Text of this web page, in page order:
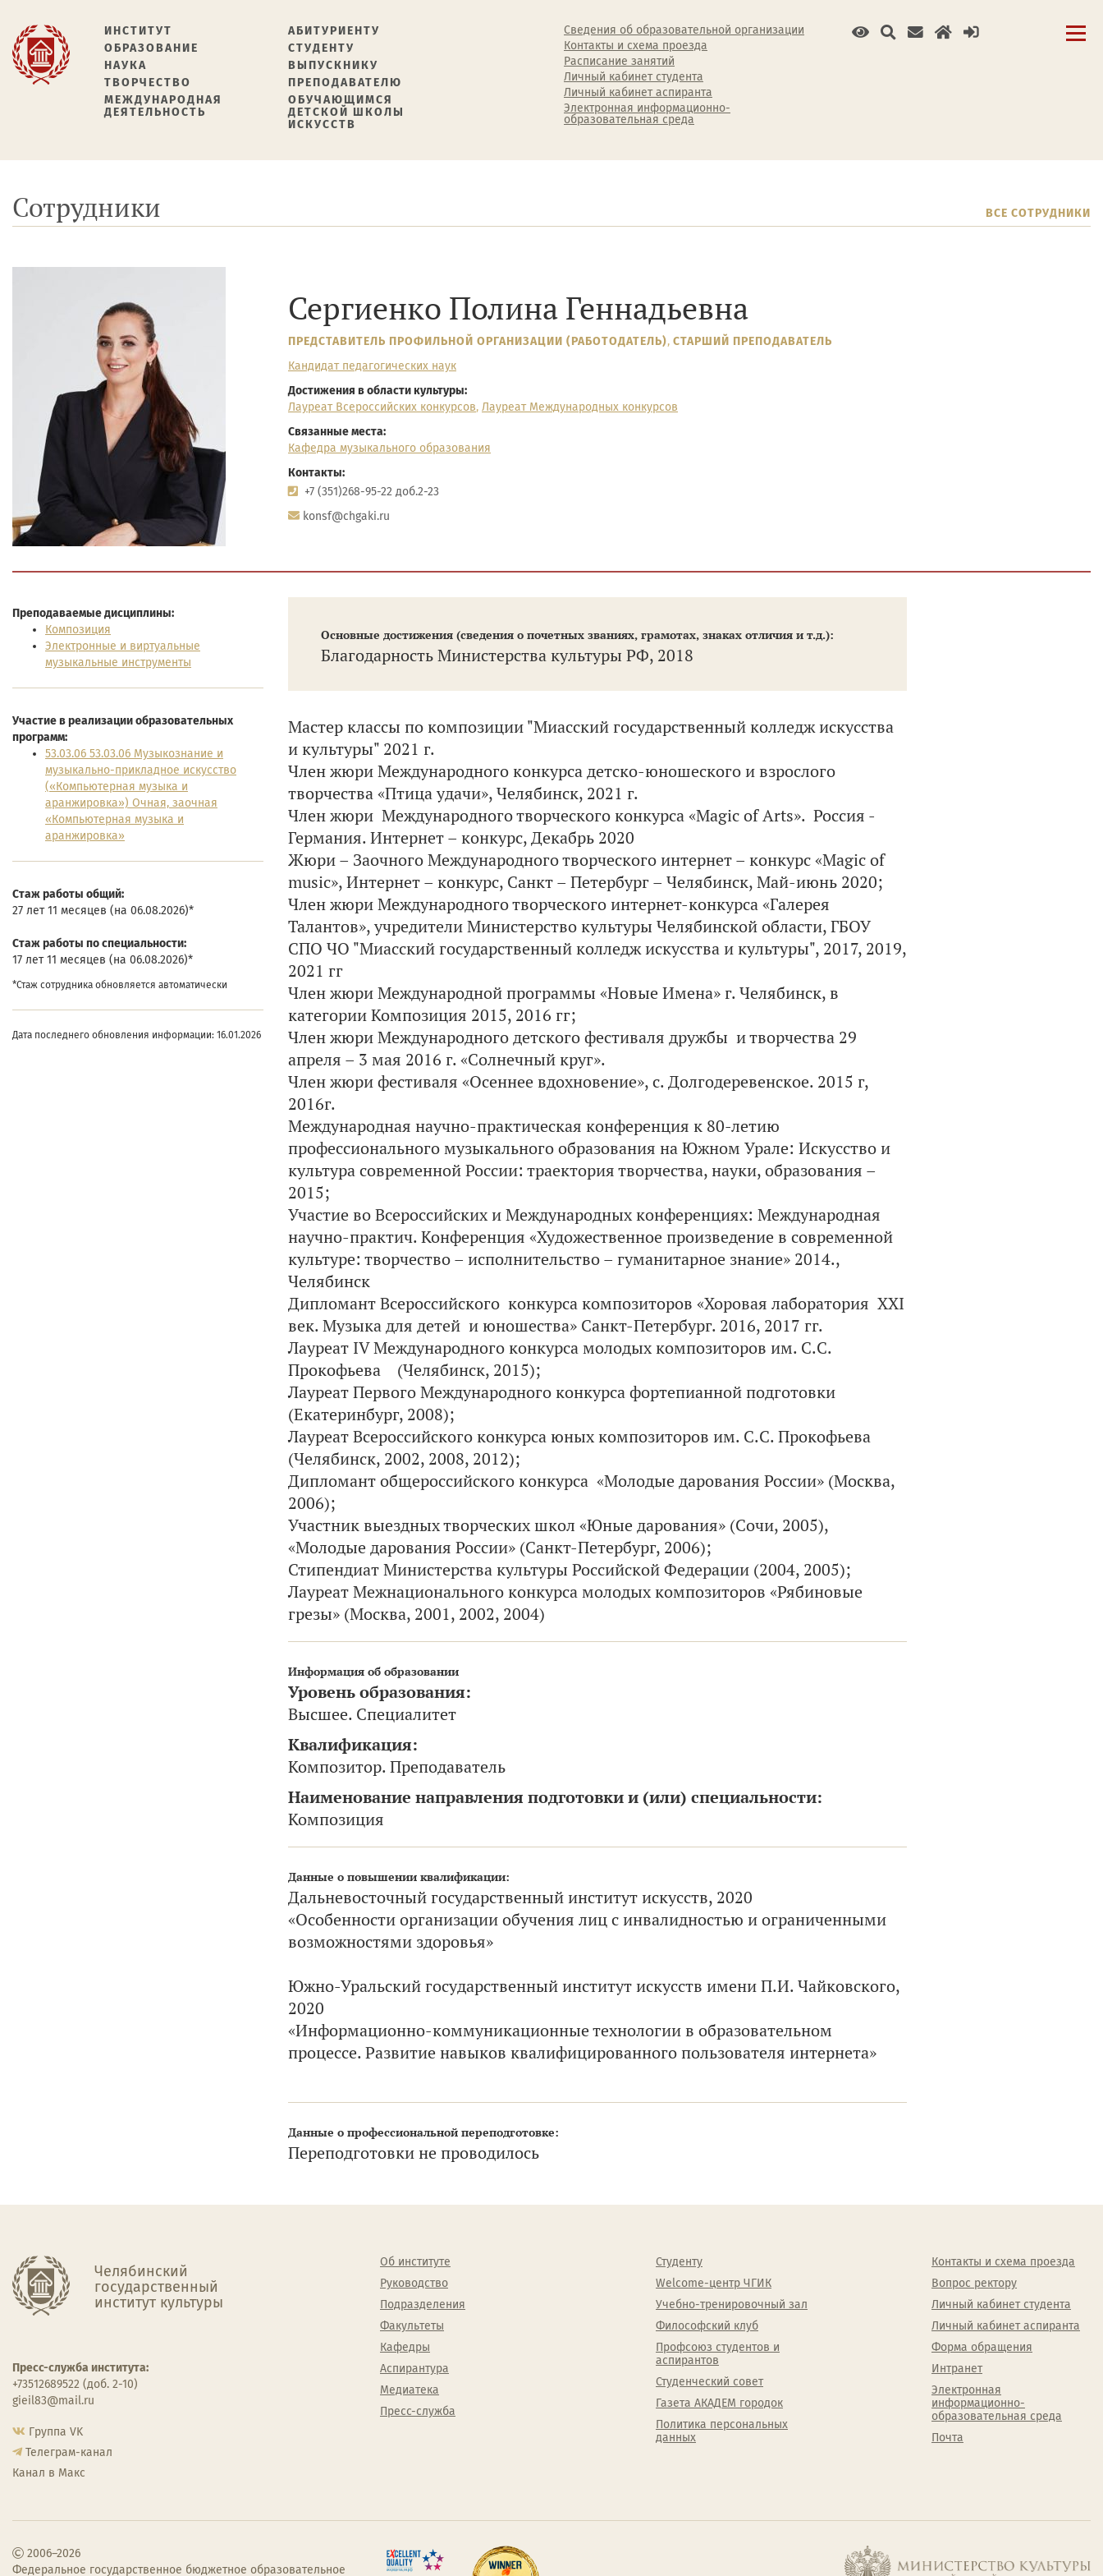
ИНСТИТУТ
ОБРАЗОВАНИЕ
НАУКА
ТВОРЧЕСТВО
МЕЖДУНАРОДНАЯ
ДЕЯТЕЛЬНОСТЬ
АБИТУРИЕНТУ
СТУДЕНТУ
ВЫПУСКНИКУ
ПРЕПОДАВАТЕЛЮ
ОБУЧАЮЩИМСЯ
ДЕТСКОЙ ШКОЛЫ
ИСКУССТВ
Сведения об образовательной организации
Контакты и схема проезда
Расписание занятий
Личный кабинет студента
Личный кабинет аспиранта
Электронная информационно-
образовательная среда
Сотрудники ВСЕ СОТРУДНИКИ
Сергиенко Полина Геннадьевна
ПРЕДСТАВИТЕЛЬ ПРОФИЛЬНОЙ ОРГАНИЗАЦИИ (РАБОТОДАТЕЛЬ), СТАРШИЙ ПРЕПОДАВАТЕЛЬ
Кандидат педагогических наук
Достижения в области культуры:
Лауреат Всероссийских конкурсов, Лауреат Международных конкурсов
Связанные места:
Кафедра музыкального образования
Контакты:
+7 (351)268-95-22 доб.2-23
konsf@chgaki.ru
Преподаваемые дисциплины:
Композиция
Электронные и виртуальные
музыкальные инструменты
Участие в реализации образовательных
программ:
53.03.06 53.03.06 Музыкознание и
музыкально-прикладное искусство
(«Компьютерная музыка и
аранжировка») Очная, заочная
«Компьютерная музыка и
аранжировка»
Cтаж работы общий:
27 лет 11 месяцев (на 06.08.2026)*
Cтаж работы по специальности:
17 лет 11 месяцев (на 06.08.2026)*
*Стаж сотрудника обновляется автоматически
Дата последнего обновления информации: 16.01.2026
Основные достижения (сведения о почетных званиях, грамотах, знаках отличия и т.д.):
Благодарность Министерства культуры РФ, 2018
Мастер классы по композиции "Миасский государственный колледж искусства
и культуры" 2021 г.
Член жюри Международного конкурса детско-юношеского и взрослого
творчества «Птица удачи», Челябинск, 2021 г.
Член жюри Международного творческого конкурса «Magic of Arts». Россия -
Германия. Интернет – конкурс, Декабрь 2020
Жюри – Заочного Международного творческого интернет – конкурс «Magic of
music», Интернет – конкурс, Санкт – Петербург – Челябинск, Май-июнь 2020;
Член жюри Международного творческого интернет-конкурса «Галерея
Талантов», учредители Министерство культуры Челябинской области, ГБОУ
СПО ЧО "Миасский государственный колледж искусства и культуры", 2017, 2019,
2021 гг
Член жюри Международной программы «Новые Имена» г. Челябинск, в
категории Композиция 2015, 2016 гг;
Член жюри Международного детского фестиваля дружбы и творчества 29
апреля – 3 мая 2016 г. «Солнечный круг».
Член жюри фестиваля «Осеннее вдохновение», с. Долгодеревенское. 2015 г,
2016г.
Международная научно-практическая конференция к 80-летию
профессионального музыкального образования на Южном Урале: Искусство и
культура современной России: траектория творчества, науки, образования –
2015;
Участие во Всероссийских и Международных конференциях: Международная
научно-практич. Конференция «Художественное произведение в современной
культуре: творчество – исполнительство – гуманитарное знание» 2014.,
Челябинск
Дипломант Всероссийского конкурса композиторов «Хоровая лаборатория ХХI
век. Музыка для детей и юношества» Санкт-Петербург. 2016, 2017 гг.
Лауреат IV Международного конкурса молодых композиторов им. С.С.
Прокофьева (Челябинск, 2015);
Лауреат Первого Международного конкурса фортепианной подготовки
(Екатеринбург, 2008);
Лауреат Всероссийского конкурса юных композиторов им. С.С. Прокофьева
(Челябинск, 2002, 2008, 2012);
Дипломант общероссийского конкурса «Молодые дарования России» (Москва,
2006);
Участник выездных творческих школ «Юные дарования» (Сочи, 2005),
«Молодые дарования России» (Санкт-Петербург, 2006);
Стипендиат Министерства культуры Российской Федерации (2004, 2005);
Лауреат Межнационального конкурса молодых композиторов «Рябиновые
грезы» (Москва, 2001, 2002, 2004)
Информация об образовании
Уровень образования:
Высшее. Специалитет
Квалификация:
Композитор. Преподаватель
Наименование направления подготовки и (или) специальности:
Композиция
Данные о повышении квалификации:
Дальневосточный государственный институт искусств, 2020
«Особенности организации обучения лиц с инвалидностью и ограниченными
возможностями здоровья»
Южно-Уральский государственный институт искусств имени П.И. Чайковского,
2020
«Информационно-коммуникационные технологии в образовательном
процессе. Развитие навыков квалифицированного пользователя интернета»
Данные о профессиональной переподготовке:
Переподготовки не проводилось
Челябинский
государственный
институт культуры
Пресс-служба института:
+73512689522 (доб. 2-10)
gieil83@mail.ru
Группа VK
Телеграм-канал
Канал в Макс
Об институте
Руководство
Подразделения
Факультеты
Кафедры
Аспирантура
Медиатека
Пресс-служба
Студенту
Welcome-центр ЧГИК
Учебно-тренировочный зал
Философский клуб
Профсоюз студентов и
аспирантов
Студенческий совет
Газета АКАДЕМ городок
Политика персональных
данных
Контакты и схема проезда
Вопрос ректору
Личный кабинет студента
Личный кабинет аспиранта
Форма обращения
Интранет
Электронная
информационно-
образовательная среда
Почта
2006–2026
Федеральное государственное бюджетное образовательное